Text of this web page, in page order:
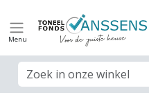
Menu
Zoek veld